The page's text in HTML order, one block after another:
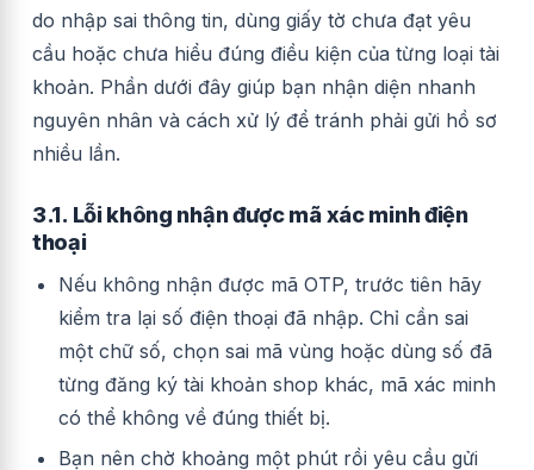
do nhập sai thông tin, dùng giấy tờ chưa đạt yêu
cầu hoặc chưa hiểu đúng điều kiện của từng loại tài
khoản. Phần dưới đây giúp bạn nhận diện nhanh
nguyên nhân và cách xử lý để tránh phải gửi hồ sơ
nhiều lần.
3.1. Lỗi không nhận được mã xác minh điện
thoại
Nếu không nhận được mã OTP, trước tiên hãy
kiểm tra lại số điện thoại đã nhập. Chỉ cần sai
một chữ số, chọn sai mã vùng hoặc dùng số đã
từng đăng ký tài khoản shop khác, mã xác minh
có thể không về đúng thiết bị.
Bạn nên chờ khoảng một phút rồi yêu cầu gửi